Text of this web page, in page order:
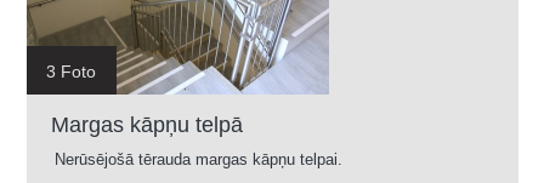
3 Foto
Margas kāpņu telpā
Nerūsējošā tērauda margas kāpņu telpai.